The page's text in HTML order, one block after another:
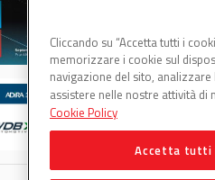
Francoforte
WDB
(Axitecnica) e
Sport entrano
ADIRA
Cliccando su “Accetta tutti i
memorizzare i cookie sul
navigazione del sito,
assistere nelle nostre attività di
Cookie Policy
Accetta tutti